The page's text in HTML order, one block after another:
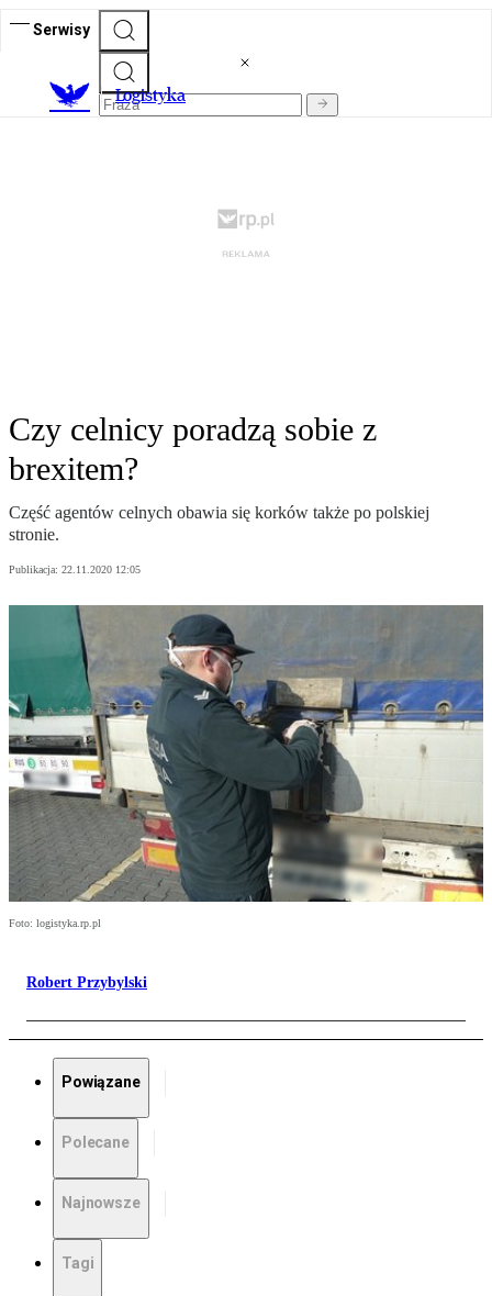
Serwisy
Logistyka
Czy celnicy poradzą sobie z
brexitem?
Część agentów celnych obawia się korków także po polskiej
stronie.
Publikacja: 22.11.2020 12:05
Foto: logistyka.rp.pl
Robert Przybylski
Powiązane
Polecane
Najnowsze
Tagi